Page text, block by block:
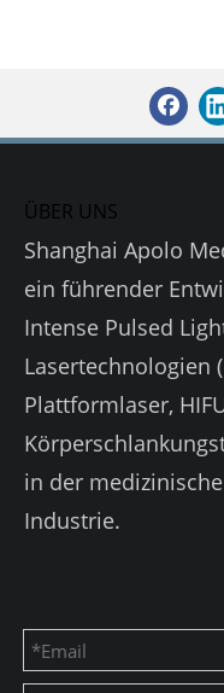
ÜBER UNS
Shanghai Apolo
ein führender
Intense Pulsed
Lasertechnologien
Plattformlaser,
in der
Industrie.